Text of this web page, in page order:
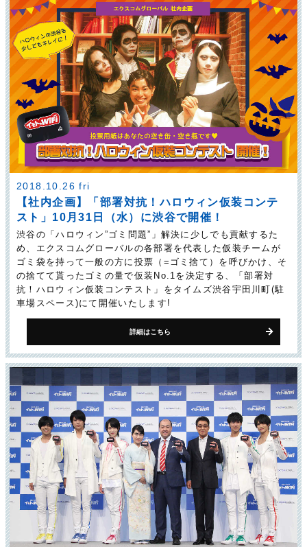
2018.10.26 fri
【社内企画】「部署対抗！ハロウィン仮装コンテ
スト」10月31日（水）に渋谷で開催！
渋谷の「ハロウィン”ゴミ問題”」解決に少しでも貢献するた
め、エクスコムグローバルの各部署を代表した仮装チームが
ゴミ袋を持って一般の方に投票（=ゴミ捨て）を呼びかけ、そ
の捨てて貰ったゴミの量で仮装No.1を決定する、「部署対
抗！ハロウィン仮装コンテスト」をタイムズ渋谷宇田川町(駐
車場スペース)にて開催いたします!
詳細はこちら